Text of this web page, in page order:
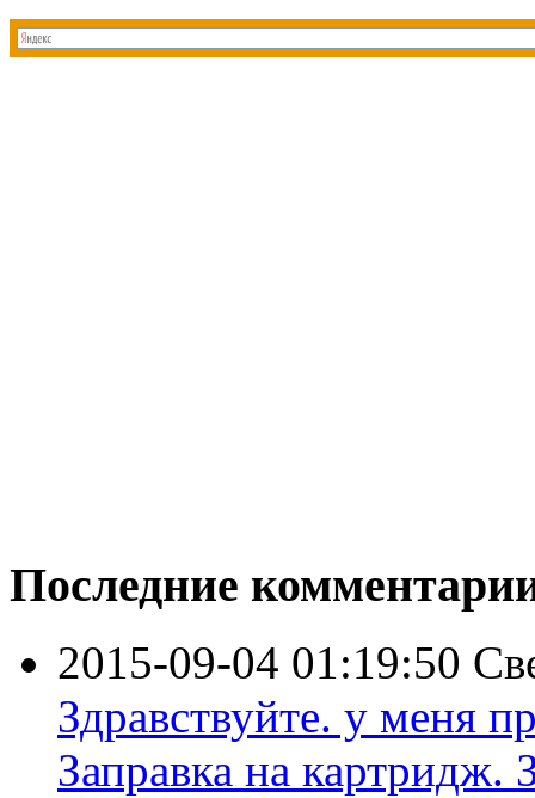
Последние
2015-09-04 01:19:50
Здравствуйте. у меня
Заправка на картридж.